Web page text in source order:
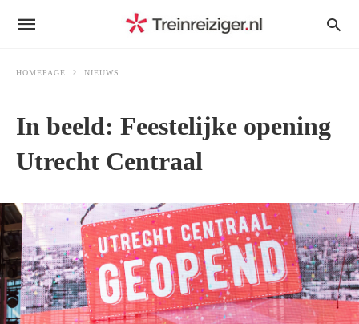
HOMEPAGE NIEUWS
In beeld: Feestelijke opening
Utrecht Centraal